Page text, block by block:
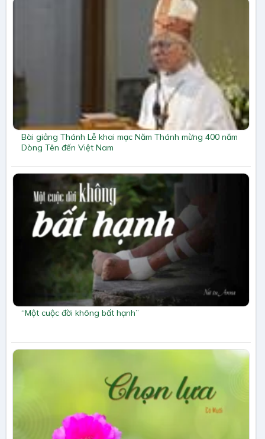
Bài giảng Thánh Lễ khai mạc Năm Thánh mừng 400 năm
Dòng Tên đến Việt Nam
“Một cuộc đời không bất hạnh”